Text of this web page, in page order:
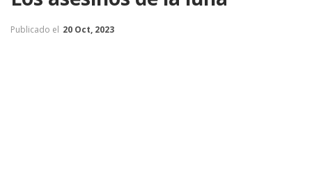
Publicado el 20 Oct, 2023